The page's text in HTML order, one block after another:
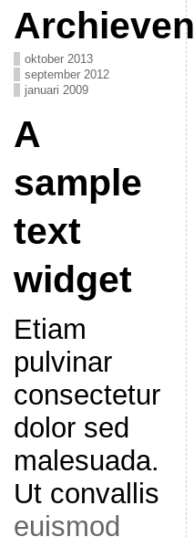
Archieven
oktober 2013
september 2012
januari 2009
A
sample
text
widget
Etiam
pulvinar
consectetur
dolor sed
malesuada.
Ut convallis
euismod